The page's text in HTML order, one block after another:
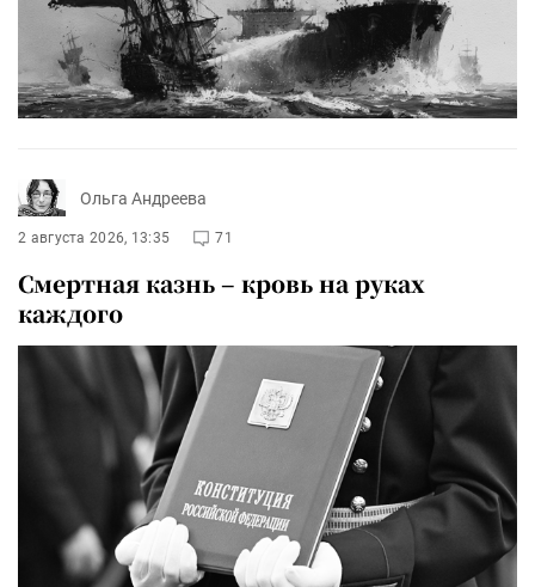
Ольга Андреева
2 августа 2026, 13:35 71
Смертная казнь – кровь на руках
каждого